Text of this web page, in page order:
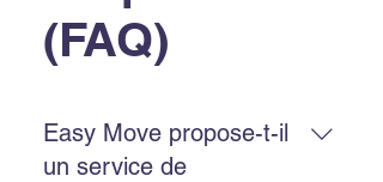
(FAQ)
Easy Move propose-t-il
un service de